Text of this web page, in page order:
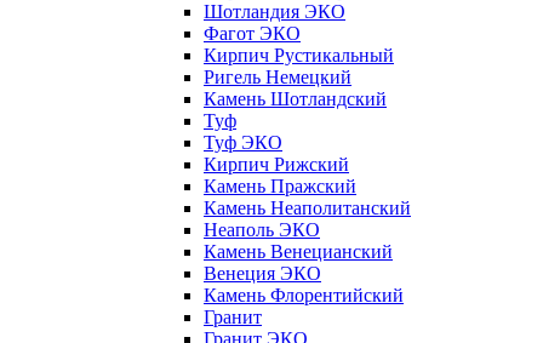
Шотландия ЭКО
Фагот ЭКО
Кирпич Рустикальный
Ригель Немецкий
Камень Шотландский
Туф
Туф ЭКО
Кирпич Рижский
Камень Пражский
Камень Неаполитанский
Неаполь ЭКО
Камень Венецианский
Венеция ЭКО
Камень Флорентийский
Гранит
Гранит ЭКО